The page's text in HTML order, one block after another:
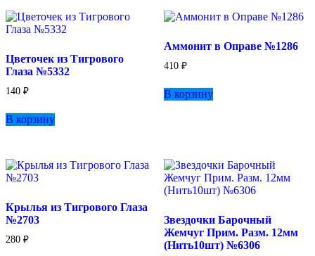
Цветочек из Тигрового
Глаза №5332
140 ₽
В корзину
Аммонит в Оправе №1286
410 ₽
В корзину
Крылья из Тигрового Глаза
№2703
280 ₽
Звездочки Барочный
Жемчуг Прим. Разм. 12мм
(Нить10шт) №6306